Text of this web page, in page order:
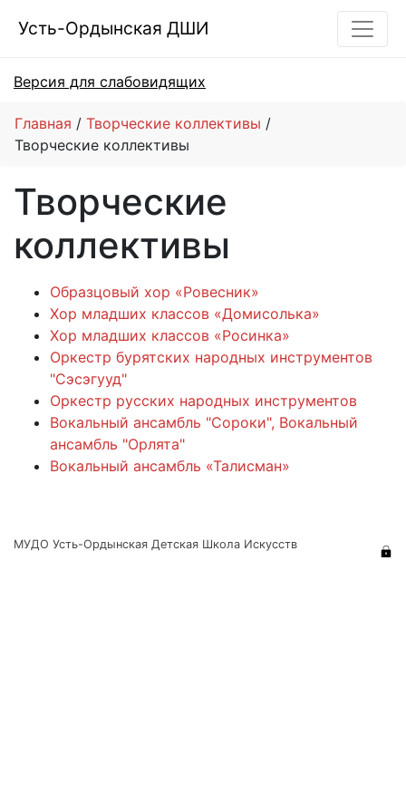
Усть-Ордынская ДШИ
Версия для слабовидящих
Главная
Творческие коллективы
Творческие коллективы
Творческие
коллективы
Образцовый хор «Ровесник»
Хор младших классов «Домисолька»
Хор младших классов «Росинка»
Оркестр бурятских народных инструментов
"Сэсэгууд"
Оркестр русских народных инструментов
Вокальный ансамбль "Сороки", Вокальный
ансамбль "Орлята"
Вокальный ансамбль «Талисман»
МУДО Усть-Ордынская Детская Школа Искусств